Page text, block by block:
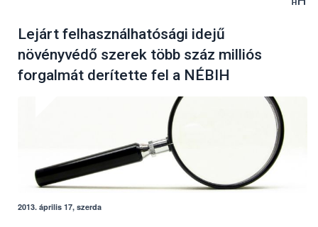
Lejárt felhasználhatósági idejű
növényvédő szerek több száz milliós
forgalmát derítette fel a NÉBIH
2013. április 17, szerda